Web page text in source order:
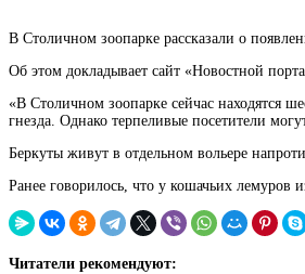
В Столичном зоопарке рассказали о
Об этом докладывает сайт «Новостной
«В Столичном зоопарке сейчас находятся
гнезда. Однако терпеливые посетители
Беркуты живут в отдельном вольере
Ранее говорилось, что у кошачьих лемуров
Читатели рекомендуют: